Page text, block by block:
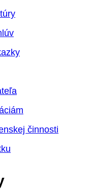
činnosti